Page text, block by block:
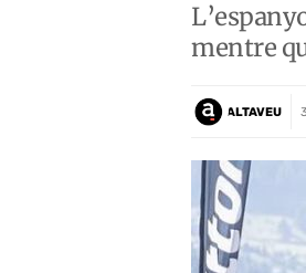
mentre
ALTAVEU